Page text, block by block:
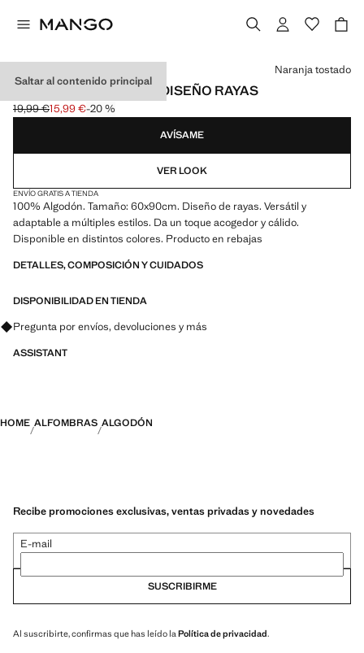
Saltar al contenido principal
ALFOMBRA ALGODÓN DISEÑO RAYAS
Precio inicial tachado [19,99 € ]
19,99 €
Precio actual [15,99 € ]
15,99 €-20 %
Selecciona un color
Naranja tostado
AVÍSAME
VER LOOK
ENVÍO GRATIS A TIENDA
100% Algodón. Tamaño: 60x90cm. Diseño de rayas. Versátil y
adaptable a múltiples estilos. Da un toque acogedor y cálido.
Disponible en distintos colores. Producto en rebajas
DETALLES, COMPOSICIÓN Y CUIDADOS
DISPONIBILIDAD EN TIENDA
Pregunta por envíos, devoluciones y más
ASSISTANT
HOME ALFOMBRAS ALGODÓN
Recibe promociones exclusivas, ventas privadas y novedades
E-mail
SUSCRIBIRME
Al suscribirte, confirmas que has leído la Política de privacidad.